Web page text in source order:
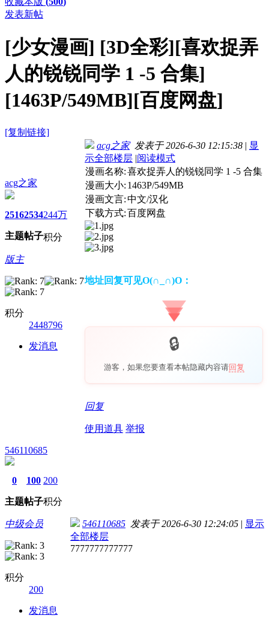
发表新帖
[少女漫画] [3D全彩][喜欢捉弄
人的锐锐同学 1 -5 合集]
[1463P/549MB][百度网盘]
[复制链接]
acg之家
2516
主题
2534
帖子
244万
积分
版主
积分
2448796
发消息
acg之家发表于 2026-6-30 12:15:38 | 显
示全部楼层 |阅读模式
漫画名称:喜欢捉弄人的锐锐同学 1 -5 合集
漫画大小: 1463P/549MB
漫画文言:中文/汉化
下载方式:百度网盘
地址回复可见O(∩_∩)O：
游客，如果您要查看本帖隐藏内容请回复
回复
使用道具 举报
546110685
0
主题
100
帖子
200
积分
中级会员
积分
200
发消息
546110685 发表于 2026-6-30 12:24:05 | 显示
全部楼层
7777777777777